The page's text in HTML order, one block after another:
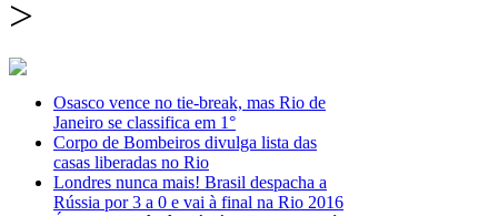
>
Osasco vence no tie-break, mas Rio de
Janeiro se classifica em 1°
Corpo de Bombeiros divulga lista das
casas liberadas no Rio
Londres nunca mais! Brasil despacha a
Rússia por 3 a 0 e vai à final na Rio 2016